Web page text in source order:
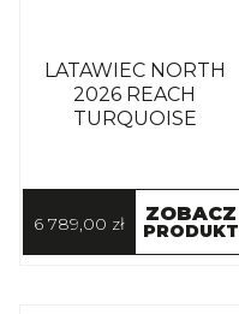
LATAWIEC NORTH
2026 REACH
TURQUOISE
6 789,00 zł ZOBACZ
PRODUKT